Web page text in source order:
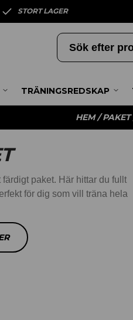
STORT LAGER
TRÄNINGSREDSKAP
HEM/
paket. Här hittar du fullt
för dig som vill träna hela